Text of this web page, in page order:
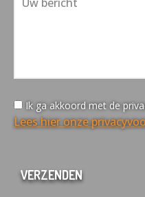
Ik ga akkoord met de
Lees hier onze